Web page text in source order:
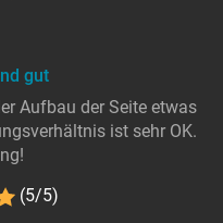
gut
Aufbau der Seite etwas
ist sehr OK.
(5/5)